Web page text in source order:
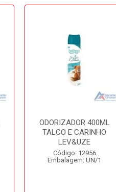
ODORIZADOR 400ML
TALCO E CARINHO
LEV&UZE
Código: 12956
Embalagem: UN/1